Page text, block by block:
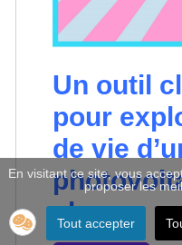
Un outil
pour
de vie
classe
En visitant ce site, vous
proposer les
Tout accepter